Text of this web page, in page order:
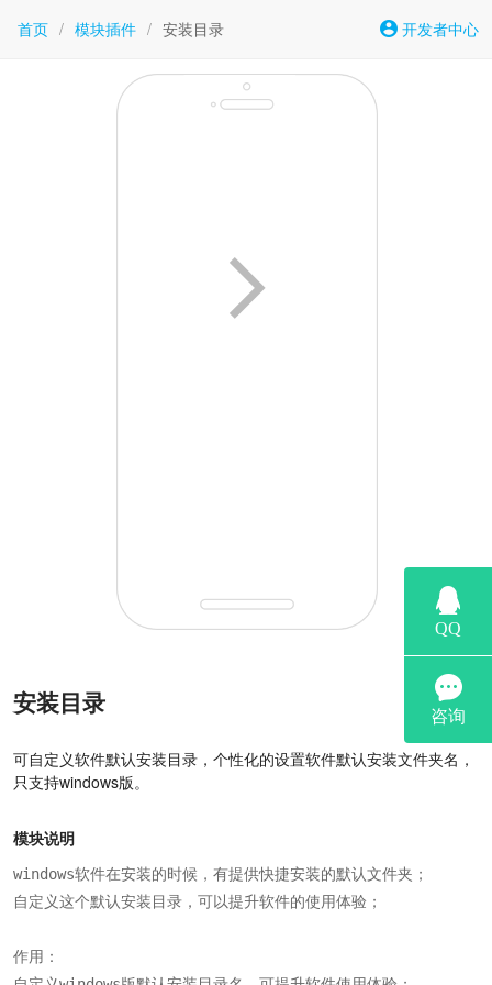
首页 / 模块插件 / 安装目录 开发者中心
安装目录
可自定义软件默认安装目录，个性化的设置软件默认安装文件夹名，
只支持windows版。
模块说明
windows软件在安装的时候，有提供快捷安装的默认文件夹；
自定义这个默认安装目录，可以提升软件的使用体验；
作用：